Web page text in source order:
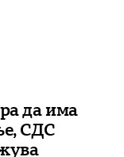
да има
СДС